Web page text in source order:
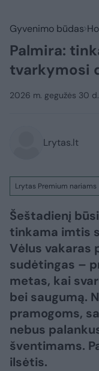
Gyvenimo būdas
Palmira:
tvarkymosi
2026 m. gegužės 30
Lrytas.lt
Lrytas Premium nariams
Šeštadienį
tinkama imtis
Vėlus vakaras
sudėtingas –
metas, kai
bei saugumą.
pramogoms,
nebus
šventimams.
ilsėtis.